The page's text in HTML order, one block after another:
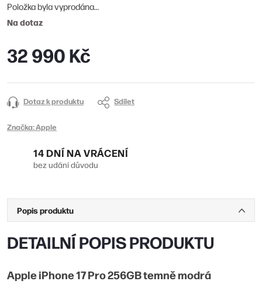
Položka byla vyprodána…
Na dotaz
32 990 Kč
cena:
Dotaz k produktu
Sdílet
Značka:Apple
14 DNÍ NA VRÁCENÍ
bez udání důvodu
Popis produktu
DETAILNÍ POPIS PRODUKTU
Apple iPhone 17 Pro 256GB temně modrá